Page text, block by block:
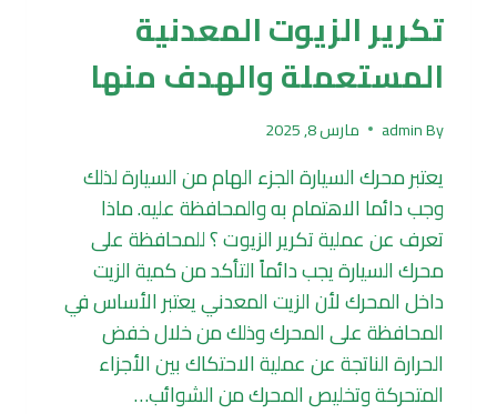
تكرير الزيوت المعدنية
المستعملة والهدف منها
By
admin مارس 8, 2025
يعتبر محرك السيارة الجزء الهام من السيارة لذلك
وجب دائما الاهتمام به والمحافظة عليه. ماذا
تعرف عن عملية تكرير الزيوت ؟ للمحافظة على
محرك السيارة يجب دائماً التأكد من كمية الزيت
داخل المحرك لأن الزيت المعدني يعتبر الأساس في
المحافظة على المحرك وذلك من خلال خفض
الحرارة الناتجة عن عملية الاحتكاك بين الأجزاء
المتحركة وتخليص المحرك من الشوائب…